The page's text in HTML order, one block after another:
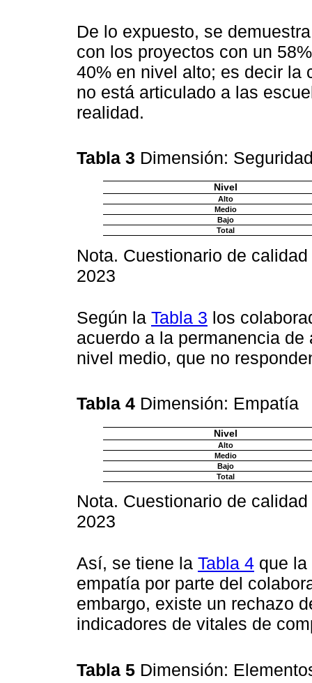
De lo expuesto, se
con los proyectos con un
40% en nivel alto; es decir la
no está articulado a las
realidad.
Tabla 3 Dimensión:
Nivel
Alto
Medio
Bajo
Total
Nota. Cuestionario de
2023
Según la Tabla 3 los
acuerdo a la permanencia
nivel medio, que no
Tabla 4 Dimensión: Empatía
Nivel
Alto
Medio
Bajo
Total
Nota. Cuestionario de
2023
Así, se tiene la Tabla 4 que
empatía por parte del
embargo, existe un rechazo
indicadores de vitales de
Tabla 5 Dimensión: